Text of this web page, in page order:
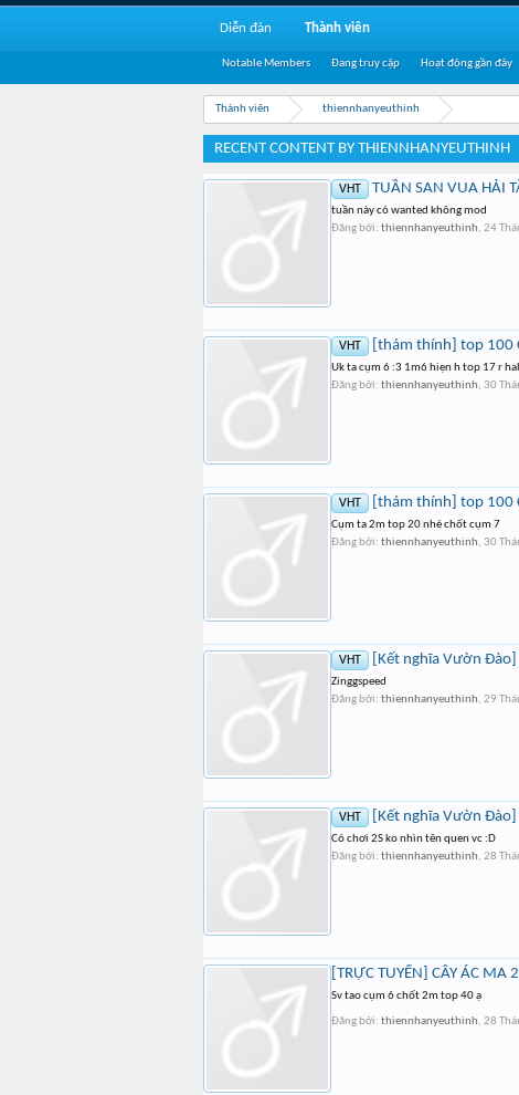
Thành viên thiennhanyeuthinh
RECENT CONTENT BY THIENNHANYEUTHINH
VHT TUẦN SAN VUA HẢI
tuần này có wanted không mod
Đăng bởi: thiennhanyeuthinh, 24
VHT [thám thính] top 100
Uk ta cụm 6 :3 1m6 hiẹn h top 17 r
Đăng bởi: thiennhanyeuthinh, 30
VHT [thám thính] top 100
Cụm ta 2m top 20 nhé chốt cụm 7
Đăng bởi: thiennhanyeuthinh, 30
VHT [Kết nghĩa Vườn
Zinggspeed
Đăng bởi: thiennhanyeuthinh, 29
VHT [Kết nghĩa Vườn
Có chơi 2S ko nhìn tên quen vc :D
Đăng bởi: thiennhanyeuthinh, 28
[TRỰC TUYẾN] CÂY ÁC MA
Sv tao cụm 6 chốt 2m top 40 ạ
Đăng bởi: thiennhanyeuthinh, 28
Diễn đàn Thành viên
Notable Members Đang truy cập Hoạt động gần đây